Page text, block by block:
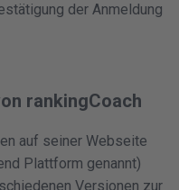
der Anmeldung
rankingCoach
auf seiner Webseite
Plattform genannt)
Versionen zur